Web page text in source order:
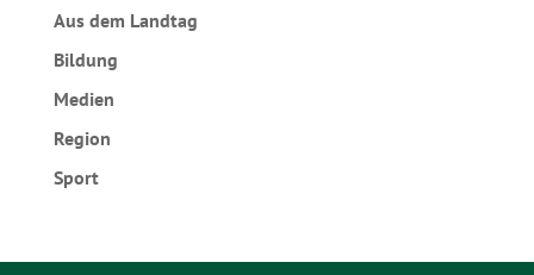
Aus dem Landtag
Bildung
Medien
Region
Sport